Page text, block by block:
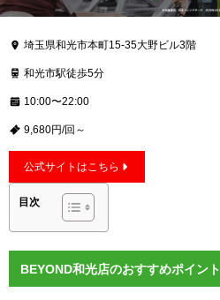
埼玉県和光市本町15-35大野ビル3階
和光市駅徒歩5分
10:00〜22:00
9,680円/回～
公式サイトはこちら
目次
BEYOND和光店のおすすめポイント